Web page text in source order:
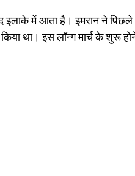
इलाके में आता है। इमरान ने पिछले
था। इस लॉन्ग मार्च के शुरू